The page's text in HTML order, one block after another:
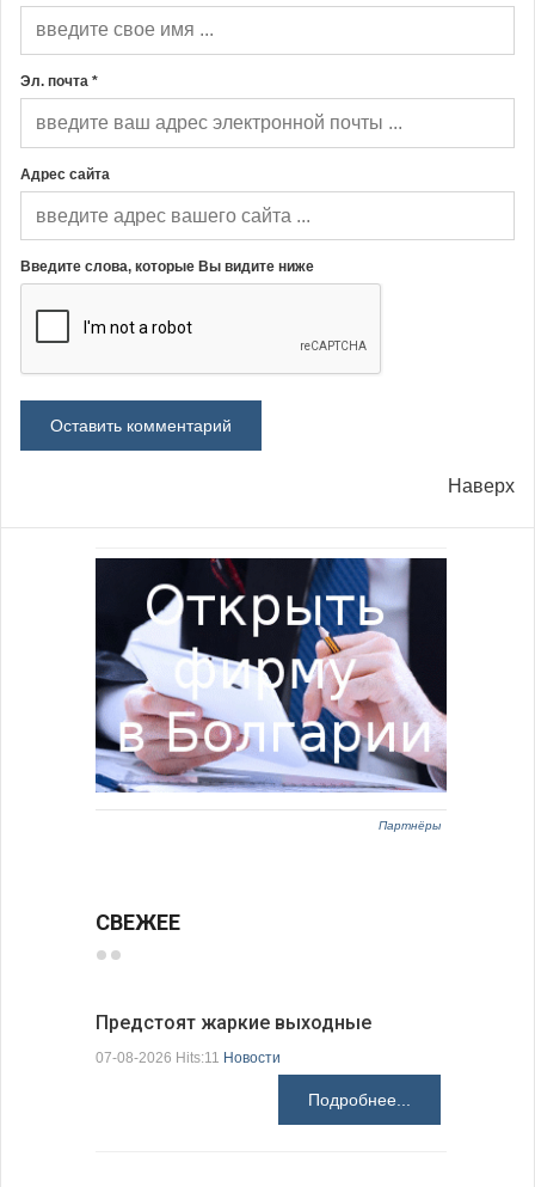
Эл. почта *
Адрес сайта
Введите слова, которые Вы видите ниже
Наверх
Партнёры
СВЕЖЕЕ
Предстоят жаркие выходные
07-08-2026 Hits:11 Новости
Подробнее...